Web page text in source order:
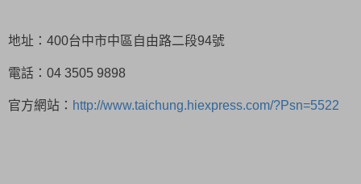
地址：400台中市中區自由路二段94號
電話：04 3505 9898
官方網站： http://www.taichung.hiexpress.com/?Psn=5522